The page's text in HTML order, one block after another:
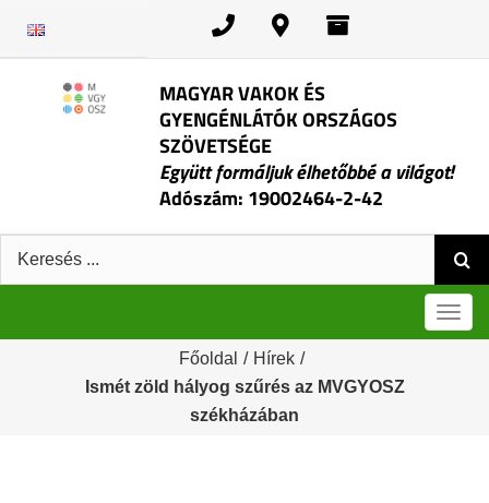
MAGYAR VAKOK ÉS
GYENGÉNLÁTÓK ORSZÁGOS
SZÖVETSÉGE
Együtt formáljuk élhetőbbé a világot!
Adószám: 19002464-2-42
Keresés:
Főoldal / Hírek /
Ismét zöld hályog szűrés az MVGYOSZ
székházában